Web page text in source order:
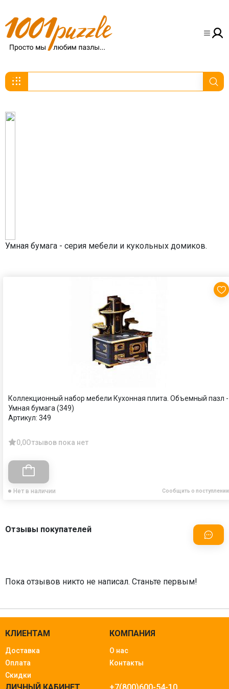
Умная бумага - серия мебели и кукольных домиков.
Коллекционный набор мебели Кухонная плита. Объемный пазл -
Умная бумага (349)
Артикул: 349
0,0Отзывов пока нет
Нет в наличии Сообщить о поступлении
Отзывы покупателей
Пока отзывов никто не написал. Станьте первым!
КЛИЕНТАМ
Доставка
Оплата
Скидки
КОМПАНИЯ
О нас
Контакты